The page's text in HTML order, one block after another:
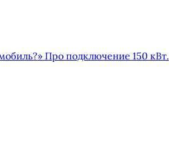
Про подключение 150 кВт.